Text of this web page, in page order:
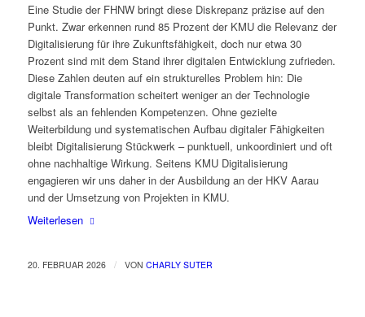
Eine Studie der FHNWbringt diese Diskrepanz präzise auf den
Punkt. Zwar erkennen rund 85 Prozent der KMU die Relevanz der
Digitalisierung für ihre Zukunftsfähigkeit, doch nur etwa 30
Prozent sind mit dem Stand ihrer digitalen Entwicklung zufrieden.
Diese Zahlen deuten auf ein strukturelles Problem hin: Die
digitale Transformation scheitert weniger an der Technologie
selbst als an fehlenden Kompetenzen. Ohne gezielte
Weiterbildung und systematischen Aufbau digitaler Fähigkeiten
bleibt Digitalisierung Stückwerk – punktuell, unkoordiniert und oft
ohne nachhaltige Wirkung. Seitens KMU Digitalisierung
engagieren wir uns daher in der Ausbildung an der HKV Aarau
und der Umsetzung von Projekten in KMU.
Weiterlesen
20. FEBRUAR 2026 / VON CHARLY SUTER